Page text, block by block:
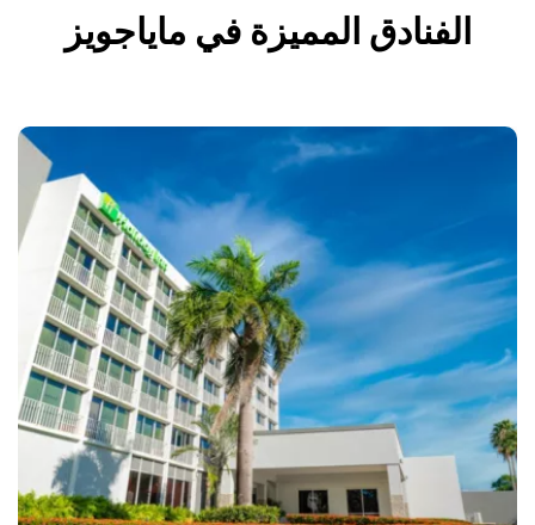
الفنادق المميزة في ماياجويز